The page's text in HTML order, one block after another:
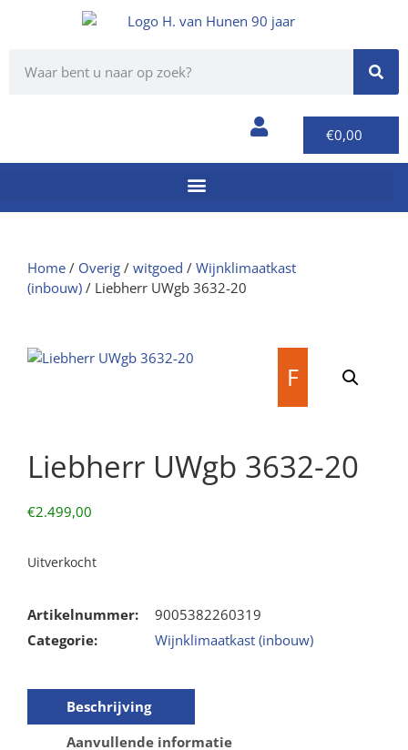
€0,00
Home / Overig / witgoed / Wijnklimaatkast
(inbouw) / Liebherr UWgb 3632-20
F
Liebherr UWgb 3632-20
€2.499,00
Uitverkocht
Artikelnummer:
9005382260319
Categorie:
Wijnklimaatkast (inbouw)
Beschrijving
Aanvullende informatie